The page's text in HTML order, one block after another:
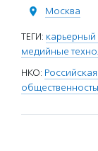
Москва
ТЕГИ: карьерный
медийные
НКО: